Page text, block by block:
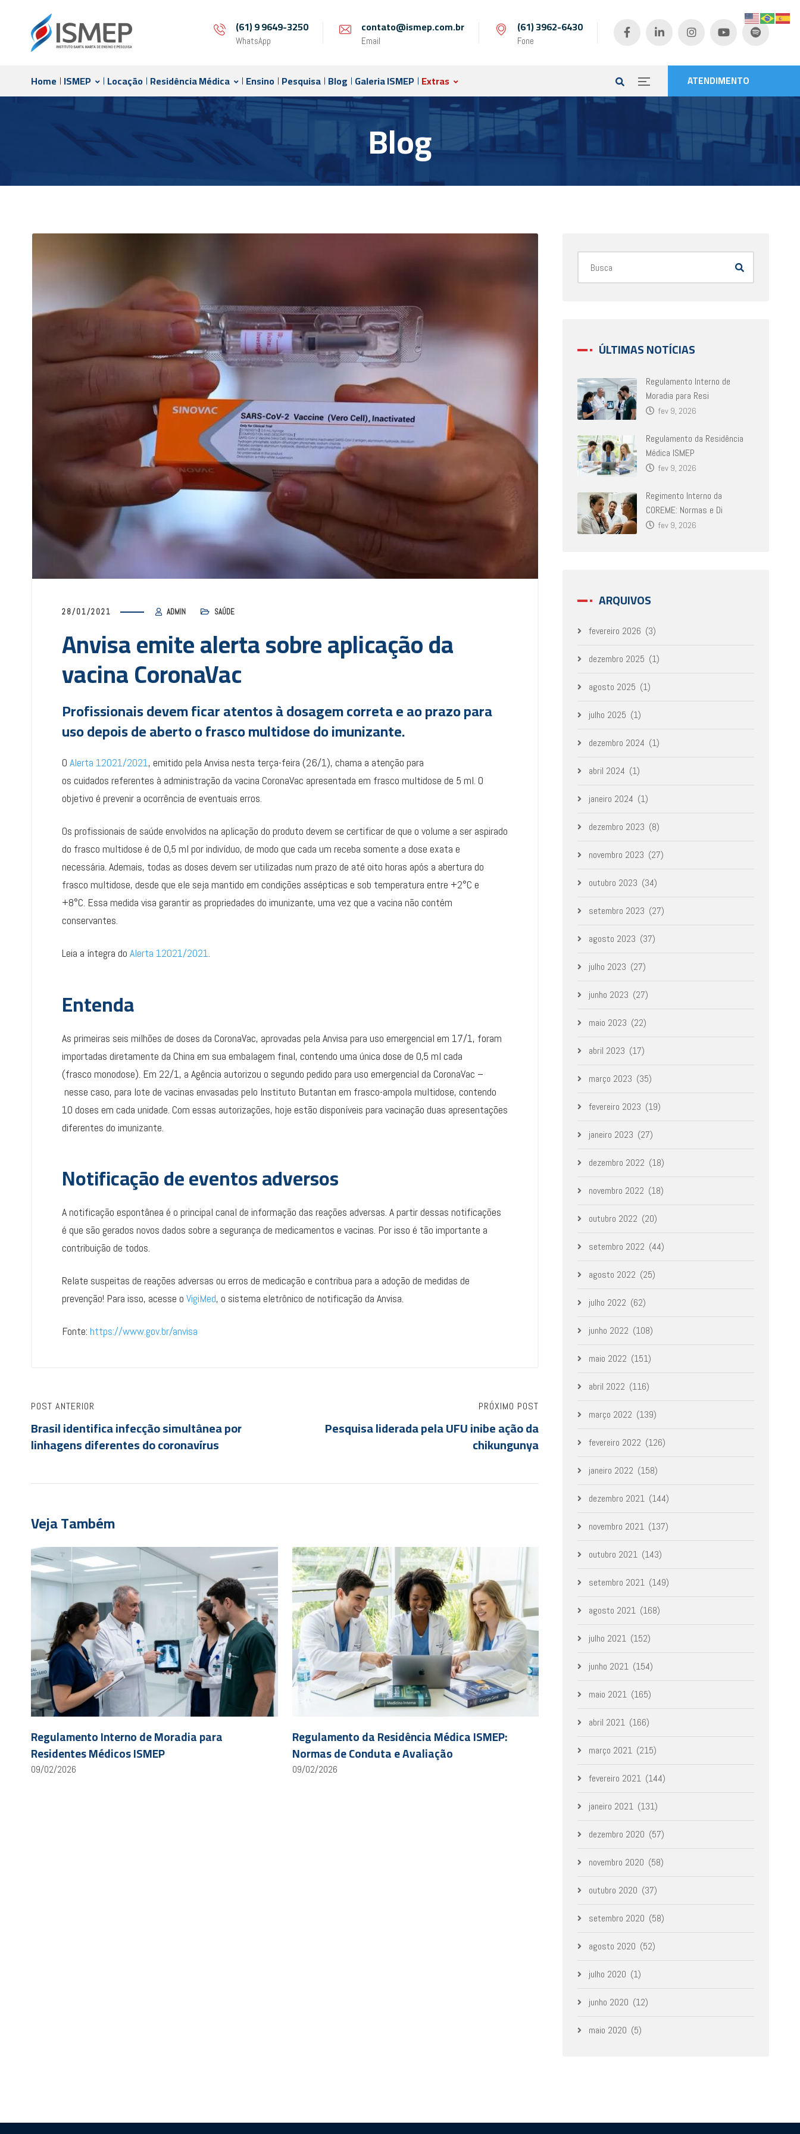
(61) 9 9649-3250
WhatsApp
contato@ismep.com.br
Email
(61) 3962-6430
Fone
ATENDIMENTO
Home ISMEP Locação Residência Médica Ensino Pesquisa Blog Galeria ISMEP Extras
Blog
28/01/2021 ADMIN SAÚDE
Anvisa emite alerta sobre aplicação da
vacina CoronaVac
Profissionais devem ficar atentos à dosagem correta e ao prazo para
uso depois de aberto o frasco multidose do imunizante.
O Alerta 12021/2021, emitido pela Anvisa nesta terça-feira (26/1), chama a atenção para
os cuidados referentes à administração da vacina CoronaVac apresentada em frasco multidose de 5 ml. O
objetivo é prevenir a ocorrência de eventuais erros.
Os profissionais de saúde envolvidos na aplicação do produto devem se certificar de que o volume a ser aspirado
do frasco multidose é de 0,5 ml por indivíduo, de modo que cada um receba somente a dose exata e
necessária. Ademais, todas as doses devem ser utilizadas num prazo de até oito horas após a abertura do
frasco multidose, desde que ele seja mantido em condições assépticas e sob temperatura entre +2°C e
+8°C. Essa medida visa garantir as propriedades do imunizante, uma vez que a vacina não contém
conservantes.
Leia a íntegra do Alerta 12021/2021.
Entenda
As primeiras seis milhões de doses da CoronaVac, aprovadas pela Anvisa para uso emergencial em 17/1, foram
importadas diretamente da China em sua embalagem final, contendo uma única dose de 0,5 ml cada
(frasco monodose). Em 22/1, a Agência autorizou o segundo pedido para uso emergencial da CoronaVac –
nesse caso, para lote de vacinas envasadas pelo Instituto Butantan em frasco-ampola multidose, contendo
10 doses em cada unidade. Com essas autorizações, hoje estão disponíveis para vacinação duas apresentações
diferentes do imunizante.
Notificação de eventos adversos
A notificação espontânea é o principal canal de informação das reações adversas. A partir dessas notificações
é que são gerados novos dados sobre a segurança de medicamentos e vacinas. Por isso é tão importante a
contribuição de todos.
Relate suspeitas de reações adversas ou erros de medicação e contribua para a adoção de medidas de
prevenção! Para isso, acesse o VigiMed, o sistema eletrônico de notificação da Anvisa.
Fonte: https://www.gov.br/anvisa
POST ANTERIOR
Brasil identifica infecção simultânea por
linhagens diferentes do coronavírus
PRÓXIMO POST
Pesquisa liderada pela UFU inibe ação da
chikungunya
Veja Também
Regulamento Interno de Moradia para
Residentes Médicos ISMEP
09/02/2026
Regulamento da Residência Médica ISMEP:
Normas de Conduta e Avaliação
09/02/2026
ÚLTIMAS NOTÍCIAS
Regulamento Interno de
Moradia para Resi
fev 9, 2026
Regulamento da Residência
Médica ISMEP
fev 9, 2026
Regimento Interno da
COREME: Normas e Di
fev 9, 2026
ARQUIVOS
fevereiro 2026 (3)
dezembro 2025 (1)
agosto 2025 (1)
julho 2025 (1)
dezembro 2024 (1)
abril 2024 (1)
janeiro 2024 (1)
dezembro 2023 (8)
novembro 2023 (27)
outubro 2023 (34)
setembro 2023 (27)
agosto 2023 (37)
julho 2023 (27)
junho 2023 (27)
maio 2023 (22)
abril 2023 (17)
março 2023 (35)
fevereiro 2023 (19)
janeiro 2023 (27)
dezembro 2022 (18)
novembro 2022 (18)
outubro 2022 (20)
setembro 2022 (44)
agosto 2022 (25)
julho 2022 (62)
junho 2022 (108)
maio 2022 (151)
abril 2022 (116)
março 2022 (139)
fevereiro 2022 (126)
janeiro 2022 (158)
dezembro 2021 (144)
novembro 2021 (137)
outubro 2021 (143)
setembro 2021 (149)
agosto 2021 (168)
julho 2021 (152)
junho 2021 (154)
maio 2021 (165)
abril 2021 (166)
março 2021 (215)
fevereiro 2021 (144)
janeiro 2021 (131)
dezembro 2020 (57)
novembro 2020 (58)
outubro 2020 (37)
setembro 2020 (58)
agosto 2020 (52)
julho 2020 (1)
junho 2020 (12)
maio 2020 (5)